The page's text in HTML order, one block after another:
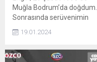
Muğla Bodrum’da doğdum.
Sonrasında serüvenimin
başlangıcı olan İstanbul da
yaşamaya başladık. Buraya
sokaklarla tanışmam ve
19.01.2024